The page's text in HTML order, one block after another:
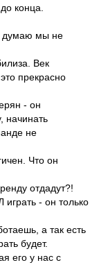
конца.
думаю мы не
Век
прекрасно
- он
начинать
не
Что он
отдадут?!
- он только
а так есть
будет.
его у нас с